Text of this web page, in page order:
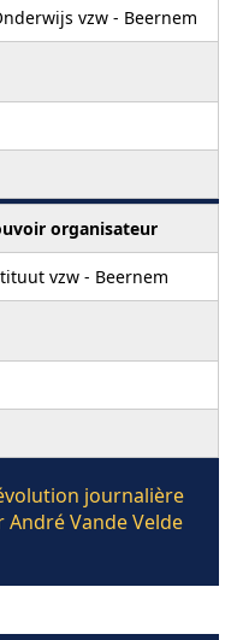
vzw - Beernem
organisateur
vzw - Beernem
journalière
Vande Velde